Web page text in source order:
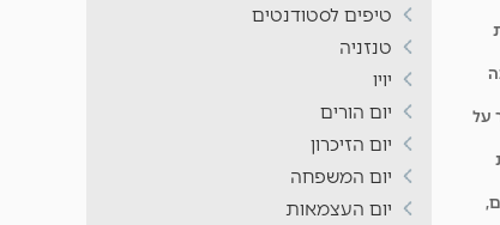
על
טיפים לסטודנטים
טנזניה
יויו
יום הורים
יום הזיכרון
יום המשפחה
יום העצמאות